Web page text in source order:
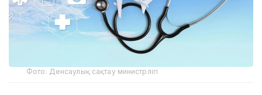
Фото: Денсаулық сақтау министрлігі